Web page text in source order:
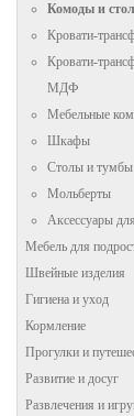
Комоды и
Кровати-
Кровати-
МДФ
Мебельные
Шкафы
Столы и тумбы
Мольберты
Аксессуары
Мебель для
Швейные изделия
Гигиена и уход
Кормление
Прогулки и
Развитие и досуг
Развлечения и